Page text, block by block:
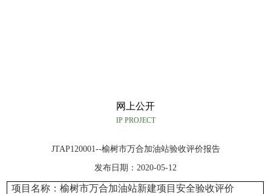
网上公开
IP PROJECT
JTAP120001--榆树市万合加油站验收评价报告
发布日期：2020-05-12
项目名称：榆树市万合加油站新建项目安全验收评价